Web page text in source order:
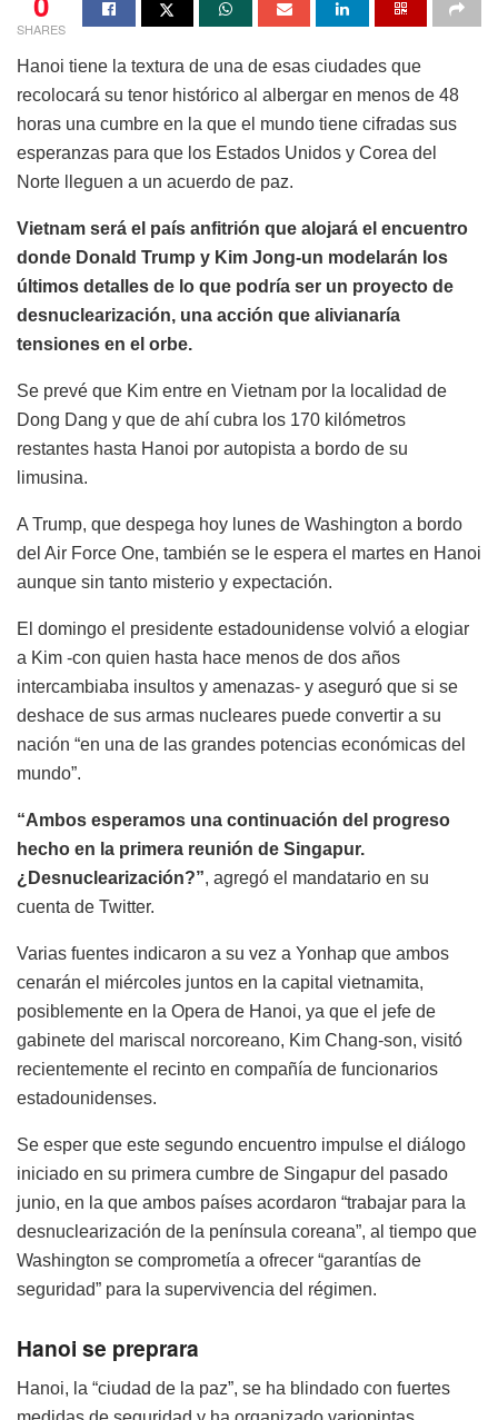
SHARES
Hanoi tiene la textura de una de esas ciudades que
recolocará su tenor histórico al albergar en menos de 48
horas una cumbre en la que el mundo tiene cifradas sus
esperanzas para que los Estados Unidos y Corea del
Norte lleguen a un acuerdo de paz.
Vietnam será el país anfitrión que alojará el encuentro
donde Donald Trump y Kim Jong-un modelarán los
últimos detalles de lo que podría ser un proyecto de
desnuclearización, una acción que alivianaría
tensiones en el orbe.
Se prevé que Kim entre en Vietnam por la localidad de
Dong Dang y que de ahí cubra los 170 kilómetros
restantes hasta Hanoi por autopista a bordo de su
limusina.
A Trump, que despega hoy lunes de Washington a bordo
del Air Force One, también se le espera el martes en Hanoi
aunque sin tanto misterio y expectación.
El domingo el presidente estadounidense volvió a elogiar
a Kim -con quien hasta hace menos de dos años
intercambiaba insultos y amenazas- y aseguró que si se
deshace de sus armas nucleares puede convertir a su
nación “en una de las grandes potencias económicas del
mundo”.
“Ambos esperamos una continuación del progreso
hecho en la primera reunión de Singapur.
¿Desnuclearización?”, agregó el mandatario en su
cuenta de Twitter.
Varias fuentes indicaron a su vez a Yonhap que ambos
cenarán el miércoles juntos en la capital vietnamita,
posiblemente en la Opera de Hanoi, ya que el jefe de
gabinete del mariscal norcoreano, Kim Chang-son, visitó
recientemente el recinto en compañía de funcionarios
estadounidenses.
Se esper que este segundo encuentro impulse el diálogo
iniciado en su primera cumbre de Singapur del pasado
junio, en la que ambos países acordaron “trabajar para la
desnuclearización de la península coreana”, al tiempo que
Washington se comprometía a ofrecer “garantías de
seguridad” para la supervivencia del régimen.
Hanoi se preprara
Hanoi, la “ciudad de la paz”, se ha blindado con fuertes